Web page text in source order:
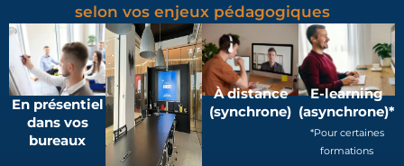
selon vos enjeux pédagogiques
En présentiel
dans vos
bureaux
À distance
(synchrone)
E-learning
(asynchrone)*
*Pour certaines
formations